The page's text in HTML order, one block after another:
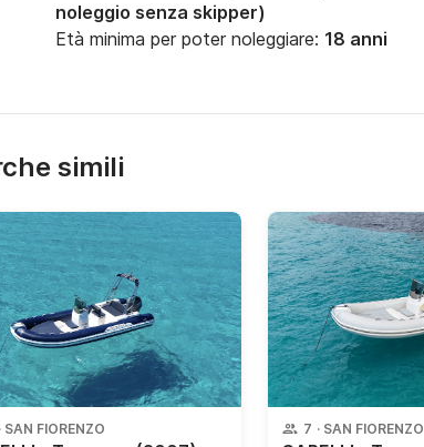
noleggio senza skipper)
Età minima per poter noleggiare: 18 anni
simili
· SAN FIORENZO 7 · SAN FIORENZO